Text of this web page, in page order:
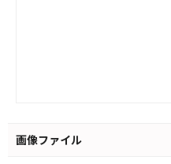
画像ファイル